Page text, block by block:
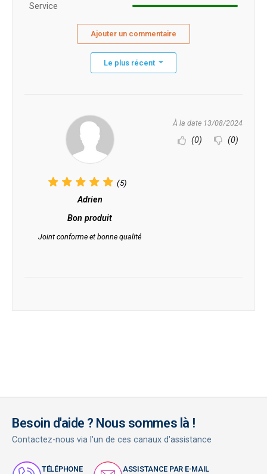
Service
Ajouter un commentaire
Le plus récent
(5)
Adrien
Bon produit
Joint conforme et bonne qualité
À la date 13/08/2024
(0) (0)
Besoin d'aide ? Nous sommes là !
Contactez-nous via l'un de ces canaux d'assistance
TÉLÉPHONE ASSISTANCE PAR E-MAIL